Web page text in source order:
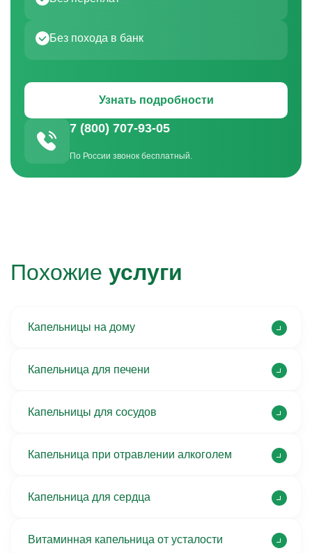
Узнать подробности
7 (800) 707-93-05
По России звонок бесплатный.
Без похода в банк
Похожие услуги
Капельницы на дому
Капельница для печени
Капельницы для сосудов
Капельница при отравлении алкоголем
Капельница для сердца
Витаминная капельница от усталости